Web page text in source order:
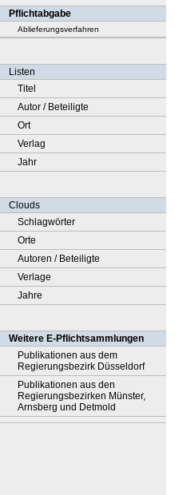
Pflichtabgabe
Ablieferungsverfahren
Listen
Titel
Autor / Beteiligte
Ort
Verlag
Jahr
Clouds
Schlagwörter
Orte
Autoren / Beteiligte
Verlage
Jahre
Weitere E-Pflichtsammlungen
Publikationen aus dem
Regierungsbezirk Düsseldorf
Publikationen aus den
Regierungsbezirken Münster,
Arnsberg und Detmold